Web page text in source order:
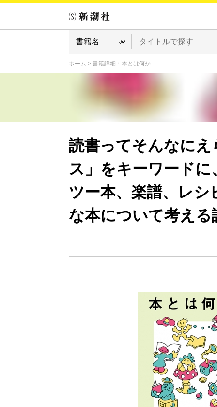
ホーム > 書籍詳細：本とは何か
読書ってそんなに
ス」をキーワード
ツー本、楽譜、レ
な本について考える